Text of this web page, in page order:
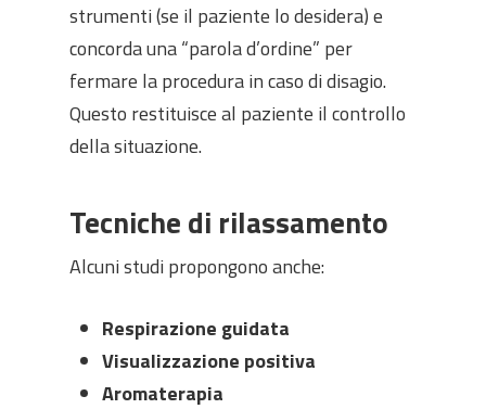
strumenti (se il paziente lo desidera) e
concorda una “parola d’ordine” per
fermare la procedura in caso di disagio.
Questo restituisce al paziente il controllo
della situazione.
Tecniche di rilassamento
Alcuni studi propongono anche:
Respirazione guidata
Visualizzazione positiva
Aromaterapia